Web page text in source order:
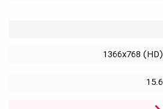
1366x768 (HD)
15.6